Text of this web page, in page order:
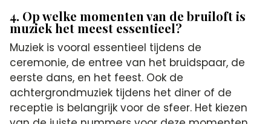
4. Op welke momenten van de bruiloft is
muziek het meest essentieel?
Muziek is vooral essentieel tijdens de
ceremonie, de entree van het bruidspaar, de
eerste dans, en het feest. Ook de
achtergrondmuziek tijdens het diner of de
receptie is belangrijk voor de sfeer. Het kiezen